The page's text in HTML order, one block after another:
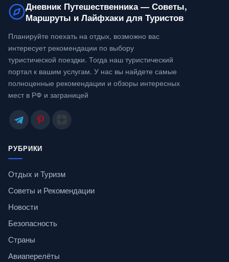
Дневник Путешественника — Советы,
Маршруты и Лайфхаки для Туристов
Планируйте поехать на отдых, возможно вас
интересует рекомендации по выбору
туристической поездки. Тогда наш туристический
портал к вашим услугам. У нас вы найдете самые
полноценные рекомендации и обзоры интересных
мест в РФ и заграницей
РУБРИКИ
Отдых и Туризм
Советы и Рекомендации
Новости
Безопасность
Страны
Авиаперелёты